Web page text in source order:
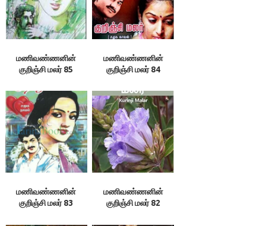
மணிவண்ணனின்
குறிஞ்சி மலர் 85
மணிவண்ணனின்
குறிஞ்சி மலர் 84
மணிவண்ணனின்
குறிஞ்சி மலர் 83
மணிவண்ணனின்
குறிஞ்சி மலர் 82